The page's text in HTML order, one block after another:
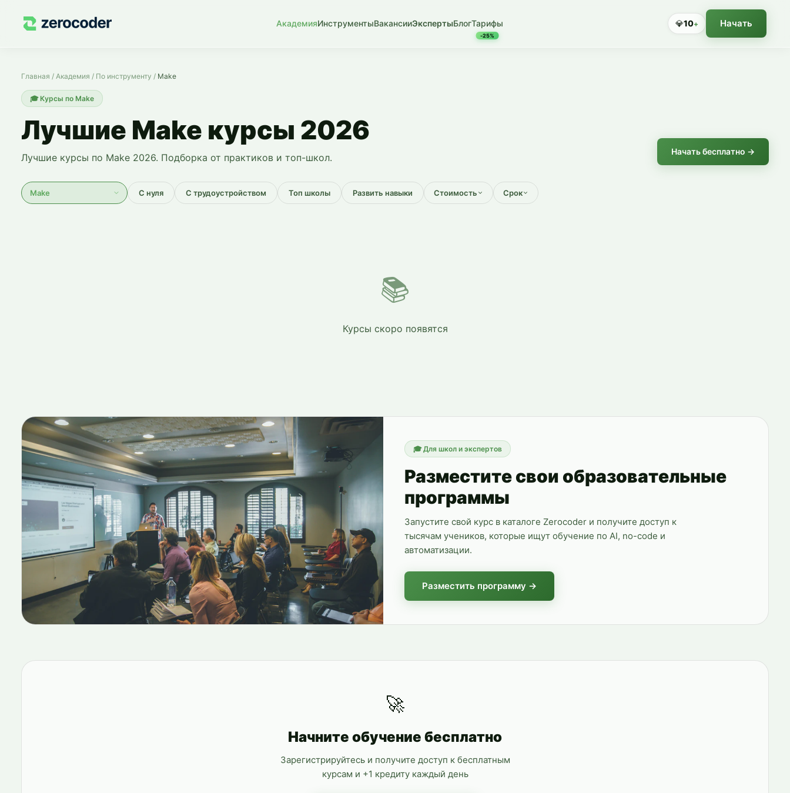
АкадемияИнструментыВакансииЭкспертыБлогТарифы
-25%
💎10+ Начать
Главная / Академия / По инструменту / Make
🎓 Курсы по Make
Лучшие Make курсы 2026
Лучшие курсы по Make 2026. Подборка от практиков и топ-школ.
Начать бесплатно →
С нуля С трудоустройством Топ школы Развить навыки Стоимость Срок
📚
Курсы скоро появятся
🎓Для школ и экспертов
Разместите свои образовательные
программы
Запустите свой курс в каталоге Zerocoder и получите доступ к
тысячам учеников, которые ищут обучение по AI, no-code и
автоматизации.
Разместить программу →
🚀
Начните обучение бесплатно
Зарегистрируйтесь и получите доступ к бесплатным
курсам и +1 кредиту каждый день